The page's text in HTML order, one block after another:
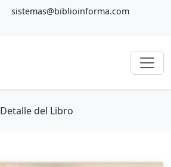
sistemas@biblioinforma.com
Detalle del Libro